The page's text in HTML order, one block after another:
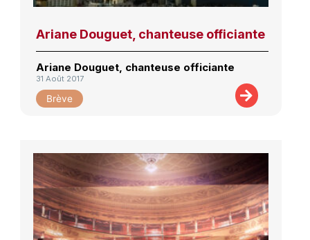
Ariane Douguet, chanteuse officiante
Ariane Douguet, chanteuse officiante
31 Août 2017
Brève